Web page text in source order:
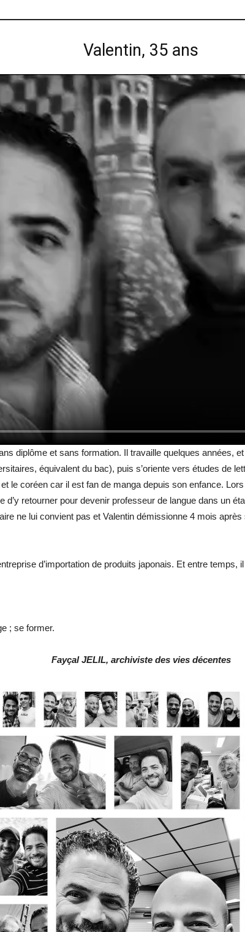
Valentin, 35 ans
diplôme et sans formation. Il travaille quelques années,
équivalent du bac), puis s’oriente vers études de
le coréen car il est fan de manga depuis son enfance.
d’y retourner pour devenir professeur de langue dans un
ne lui convient pas et Valentin démissionne 4 mois après
d’importation de produits japonais. Et entre temps,
; se former.
Fayçal JELIL, archiviste des vies décentes